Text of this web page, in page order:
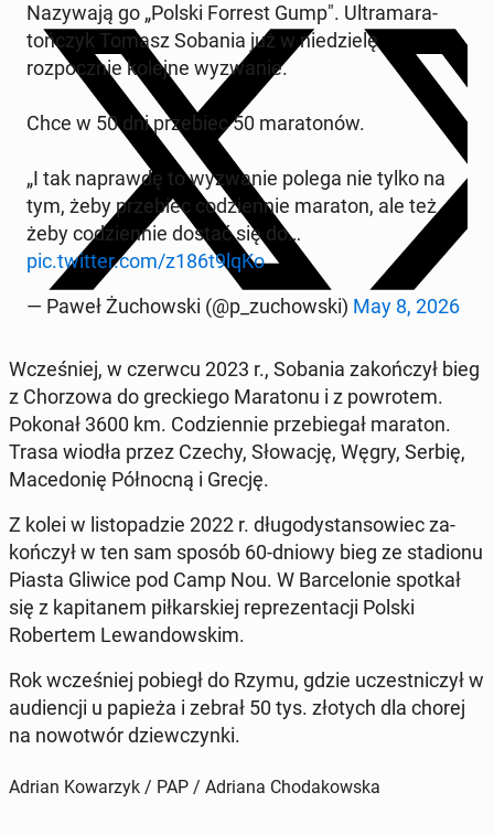
Nazy­wa­ją go „Polski Forrest Gump". Ul­tra­ma­ra­
tończyk Tomasz Sobania już w niedzielę
rozpocznie kolejne wyzwanie.
Chce w 50 dni prze­biec 50 mara­tonów.
„I tak naprawdę to wyzwanie polega nie tylko na
tym, żeby prze­biec codzi­en­nie maraton, ale też
żeby codzi­en­nie dostać się do…
pic.twitter.com/z186t9lqKo
— Paweł Żu­chows­ki (@p_zu­chows­ki) May 8, 2026
Wcześniej, w czerwcu 2023 r., Sobania za­kończył bieg
z Chor­zowa do greck­iego Mara­tonu i z powrotem.
Pokonał 3600 km. Codzi­en­nie prze­b­ie­gał maraton.
Trasa wiodła przez Czechy, Słowację, Węgry, Serbię,
Mace­donię Północ­ną i Grecję.
Z kolei w listopadzie 2022 r. dłu­godys­tan­sowiec za­
kończył w ten sam sposób 60-dniowy bieg ze sta­dionu
Piasta Gliwice pod Camp Nou. W Barcelonie spotkał
się z kap­i­tanem piłkarskiej reprezen­tacji Polski
Robertem Lewandowskim.
Rok wcześniej pobiegł do Rzymu, gdzie uczest­niczył w
au­di­encji u papieża i zebrał 50 tys. złotych dla chorej
na nowotwór dziew­czyn­ki.
Adrian Kowarzyk / PAP / Adriana Chodakowska